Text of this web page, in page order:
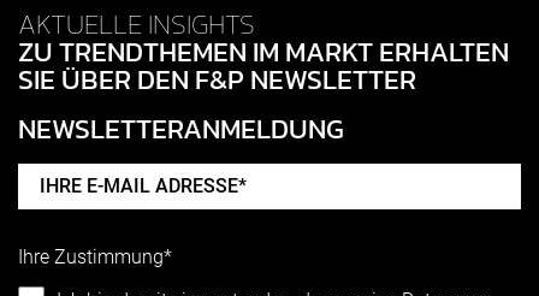
AKTUELLE INSIGHTS
ZU TRENDTHEMEN IM MARKT ERHALTEN
SIE ÜBER DEN F&P NEWSLETTER
NEWSLETTERANMELDUNG
Ihre Zustimmung*